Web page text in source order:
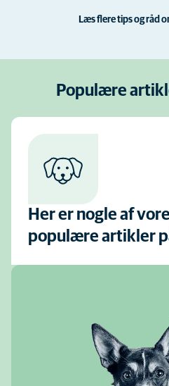
Læs flere tips og råd
Populære
Her er nogle af
populære artikler